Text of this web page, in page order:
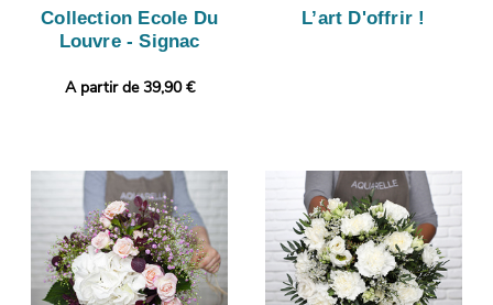
Collection Ecole Du
Louvre - Signac
A partir de 39,90 €
L’art D'offrir !